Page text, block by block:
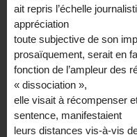
ait repris l’échelle
appréciation
toute subjective de son
prosaïquement, serait en
fonction de l’ampleur des
« dissociation »,
elle visait à récompenser
sentence, manifestaient
leurs distances vis-à-vis